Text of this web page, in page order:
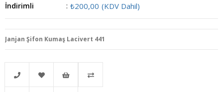
İndirimli
: ₺200,00 (KDV Dahil)
Janjan Şifon Kumaş Lacivert 441